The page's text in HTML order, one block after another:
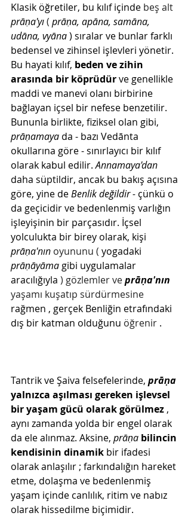
Klasik öğretiler, bu kılıf içinde beş alt
prāṇa'yı ( prāṇa, apāna, samāna,
udāna, vyāna) sıralar ve bunlar farklı
bedensel ve zihinsel işlevleri yönetir.
Bu hayati kılıf, beden ve zihin
arasında bir köprüdürve genellikle
maddi ve manevi olanı birbirine
bağlayan içsel bir nefese benzetilir.
Bununla birlikte, fiziksel olan gibi,
prāṇamaya da - bazı Vedānta
okullarına göre - sınırlayıcı bir kılıf
olarak kabul edilir. Annamaya'dan
daha süptildir, ancak bu bakış açısına
göre, yine deBenlik değildir - çünkü o
da geçicidir ve bedenlenmiş varlığın
işleyişinin bir parçasıdır. İçsel
yolculukta bir birey olarak, kişi
prāṇa'nın oyununu ( yogadaki
prāṇāyāma gibi uygulamalar
aracılığıyla ) gözlemler ve prāṇa'nın
yaşamı kuşatıp sürdürmesine
rağmen , gerçek Benliğin etrafındaki
dış bir katman olduğunu öğrenir .
Tantrik ve Şaiva felsefelerinde, prāṇa
yalnızca aşılması gereken işlevsel
bir yaşam gücü olarak görülmez ,
aynı zamanda yolda bir engel olarak
da ele alınmaz. Aksine, prāṇa bilincin
kendisinin dinamik bir ifadesi
olarak anlaşılır ; farkındalığın hareket
etme, dolaşma ve bedenlenmiş
yaşam içinde canlılık, ritim ve nabız
olarak hissedilme biçimidir.